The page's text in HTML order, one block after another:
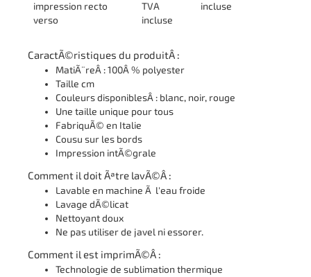
impression recto
verso
TVA
incluse
incluse
CaractÃ©ristiques du produitÂ :
MatiÃ¨reÂ : 100Â % polyester
Taille cm
Couleurs disponiblesÂ : blanc, noir, rouge
Une taille unique pour tous
FabriquÃ© en Italie
Cousu sur les bords
Impression intÃ©grale
Comment il doit Ãªtre lavÃ©Â :
Lavable en machine Ã l'eau froide
Lavage dÃ©licat
Nettoyant doux
Ne pas utiliser de javel ni essorer.
Comment il est imprimÃ©Â :
Technologie de sublimation thermique